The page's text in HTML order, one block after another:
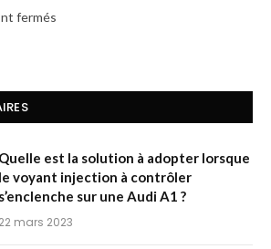
fermés
Quelle est la solution à adopter lorsque
le voyant injection à contrôler
s’enclenche sur une Audi A1 ?
22 mars 2023